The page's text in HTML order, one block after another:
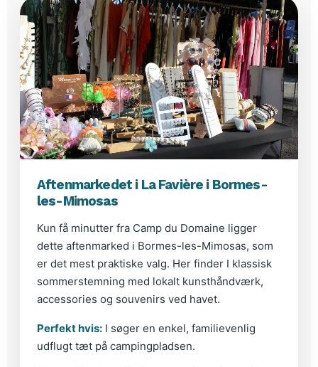
Aftenmarkedet i La Favière i Bormes-
les-Mimosas
Kun få minutter fra Camp du Domaine ligger
dette aftenmarked i Bormes-les-Mimosas, som
er det mest praktiske valg. Her finder I klassisk
sommerstemning med lokalt kunsthåndværk,
accessories og souvenirs ved havet.
Perfekt hvis: I søger en enkel, familievenlig
udflugt tæt på campingpladsen.